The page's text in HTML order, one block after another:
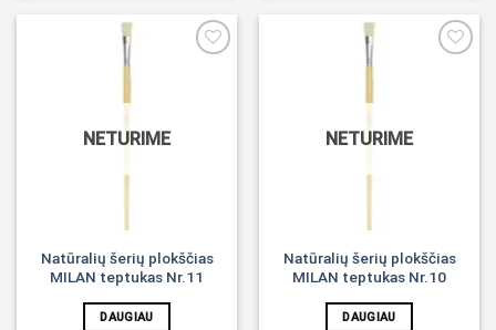
NETURIME
Natūralių šerių plokščias
MILAN teptukas Nr.11
DAUGIAU
NETURIME
Natūralių šerių plokščias
MILAN teptukas Nr.10
DAUGIAU